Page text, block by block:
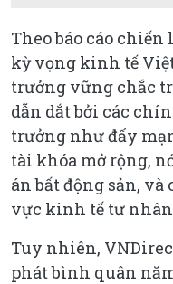
Theo báo cáo
kỳ vọng kinh tế
trưởng vững chắc
dẫn dắt bởi các
trưởng như đẩy
tài khóa mở rộng,
án bất động sản,
vực kinh tế tư
Tuy nhiên,
phát bình quân